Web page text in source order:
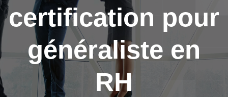
certification pour
généraliste en
RH